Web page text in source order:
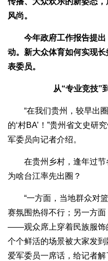
风尚。
今年政府工作报告提出
动。新大众体育如何实现
表委员。
从“专业竞技”
“在我们贵州，较早出圈
的‘村BA’！”贵州省文史研
军委员向记者介绍。
在贵州乡村，逢年过节
为啥台江率先出圈？
“一方面，当地群众对篮
赛氛围热得不行；另一方
——观众席上穿着民族服饰
个个鲜活的场景被大家发
爱军委员一席话，给记者解